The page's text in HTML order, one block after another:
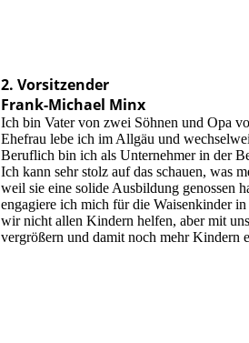
2. Vorsitzender
Frank-Michael Minx
Ich bin Vater von zwei Söhnen und Opa
Ehefrau lebe ich im Allgäu und
Beruflich bin ich als Unternehmer in der
Ich kann sehr stolz auf das schauen, was
weil sie eine solide Ausbildung genossen
engagiere ich mich für die Waisenkinder
wir nicht allen Kindern helfen, aber mit
vergrößern und damit noch mehr Kindern